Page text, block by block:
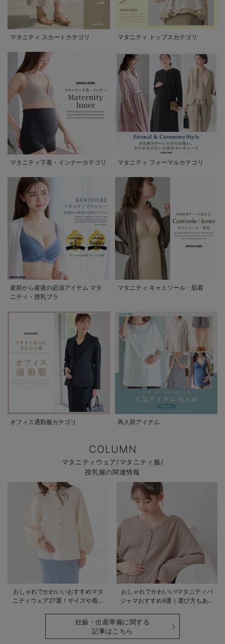
マタニティ スカートカテゴリ マタニティ トップスカテゴリ
マタニティ下着・インナーカテゴリ マタニティ フォーマルカテゴリ
産前から産後の必須アイテム マタ
ニティ・授乳ブラ
マタニティ キャミソール・肌着
オフィス通勤服カテゴリ 再入荷アイテム
COLUMN
マタニティウェア/マタニティ服/
授乳服の関連情報
おしゃれでかわいいおすすめマタ
ニティウェア27選！サイズや着る
おしゃれでかわいい!マタニティパ
ジャマおすすめ9選｜選び方もあわ
妊娠・出産準備に関する
記事はこちら